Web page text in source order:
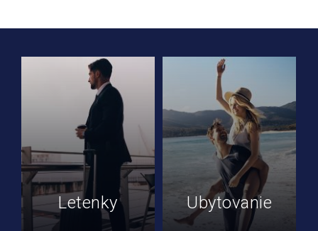
Letenky Ubytovanie